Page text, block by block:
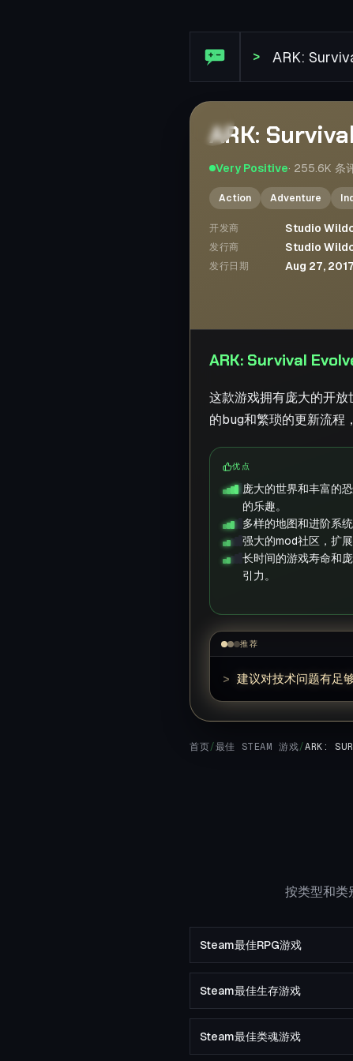
>
ARK:
Very Positive· 255.6K 条
Action Adventure
开发商 Studio
发行商 Studio
发行日期 Aug 27, 2017
ARK: Survival
这款游戏拥有庞大的开
的bug和繁琐的更新流程
优点
庞大的世界和丰富的
的乐趣。
多样的地图和进阶系
强大的mod社区，扩展
长时间的游戏寿命和
引力。
推荐
> 建议对技术问题有足
首页/最佳 STEAM 游戏/ARK:
按类型和类
Steam最佳RPG游戏
Steam最佳生存游戏
Steam最佳类魂游戏